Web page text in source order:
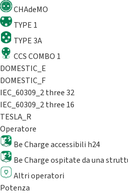
CHAdeMO
TYPE 1
TYPE 3A
CCS COMBO 1
DOMESTIC_E
DOMESTIC_F
IEC_60309_2 three 32
IEC_60309_2 three 16
TESLA_R
Operatore
Be Charge accessibili h24
Be Charge ospitate da una
Altri operatori
Potenza